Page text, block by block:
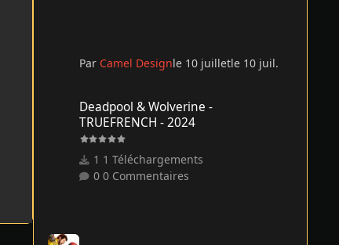
Par Camel Designle 10 juilletle 10 juil.
Deadpool & Wolverine -
TRUEFRENCH - 2024
1 Téléchargements
0 Commentaires